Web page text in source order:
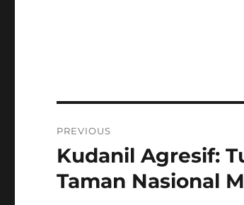
pos
PREVIOUS
Previous
post:
Kudanil Agresif:
Taman Nasional